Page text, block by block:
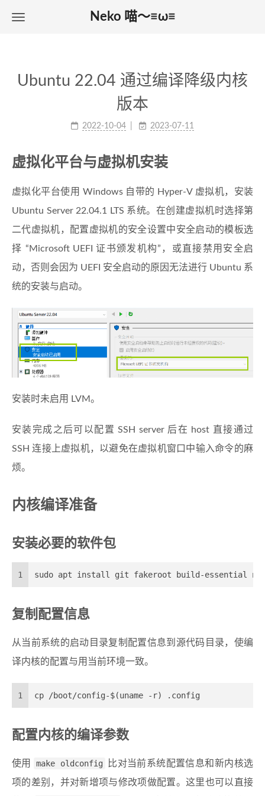
Neko 喵～≡ω≡
Ubuntu 22.04 通过编译降级内核
版本
2022-10-04 2023-07-11
虚拟化平台与虚拟机安装
虚拟化平台使用 Windows 自带的 Hyper-V 虚拟机，安装
Ubuntu Server 22.04.1 LTS 系统。在创建虚拟机时选择第
二代虚拟机，配置虚拟机的安全设置中安全启动的模板选
择 “Microsoft UEFI 证书颁发机构”，或直接禁用安全启
动，否则会因为 UEFI 安全启动的原因无法进行 Ubuntu 系
统的安装与启动。
安装时未启用 LVM。
安装完成之后可以配置 SSH server 后在 host 直接通过
SSH 连接上虚拟机，以避免在虚拟机窗口中输入命令的麻
烦。
内核编译准备
安装必要的软件包
1 sudo apt install git fakeroot build-essential
复制配置信息
从当前系统的启动目录复制配置信息到源代码目录，使编
译内核的配置与用当前环境一致。
1 cp /boot/config-$(uname -r) .config
配置内核的编译参数
使用 make oldconfig
比对当前系统配置信息和新内核选
项的差别，并对新增项与修改项做配置。这里也可以直接